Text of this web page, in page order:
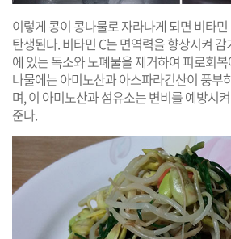
이렇게 콩이 콩나물로 자라나게 되면 비타
탄생된다. 비타민 C는 면역력을 향상시켜
에 있는 독소와 노폐물을 제거하여 피로회
나물에는 아미노산과 아스파라긴산이 풍부
며, 이 아미노산과 섬유소는 변비를 예방시
준다.